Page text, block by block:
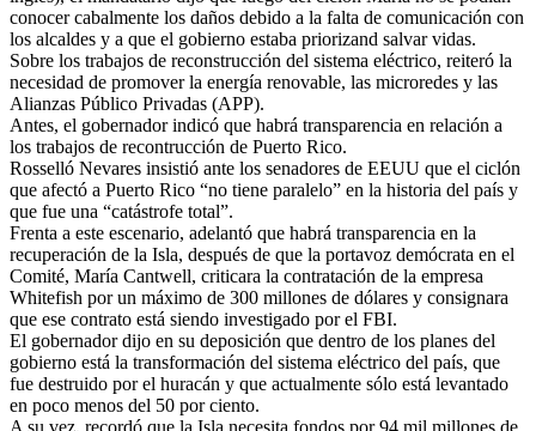
conocer cabalmente los daños debido a la falta de comunicación con
los alcaldes y a que el gobierno estaba priorizand salvar vidas.
Sobre los trabajos de reconstrucción del sistema eléctrico, reiteró la
necesidad de promover la energía renovable, las microredes y las
Alianzas Público Privadas (APP).
Antes, el gobernador indicó que habrá transparencia en relación a
los trabajos de recontrucción de Puerto Rico.
Rosselló Nevares insistió ante los senadores de EEUU que el ciclón
que afectó a Puerto Rico “no tiene paralelo” en la historia del país y
que fue una “catástrofe total”.
Frenta a este escenario, adelantó que habrá transparencia en la
recuperación de la Isla, después de que la portavoz demócrata en el
Comité, María Cantwell, criticara la contratación de la empresa
Whitefish por un máximo de 300 millones de dólares y consignara
que ese contrato está siendo investigado por el FBI.
El gobernador dijo en su deposición que dentro de los planes del
gobierno está la transformación del sistema eléctrico del país, que
fue destruido por el huracán y que actualmente sólo está levantado
en poco menos del 50 por ciento.
A su vez, recordó que la Isla necesita fondos por 94 mil millones de